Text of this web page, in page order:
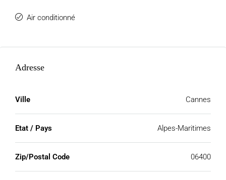
Air conditionné
Adresse
Ville Cannes
Etat / Pays Alpes-Maritimes
Zip/Postal Code 06400